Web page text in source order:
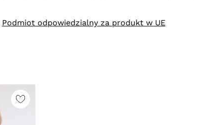
Podmiot odpowiedzialny za produkt w UE